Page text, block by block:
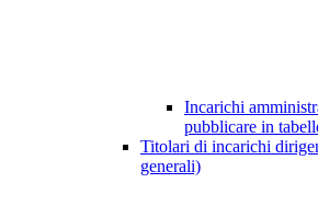
Incarichi
pubblicare in
Titolari di incarichi
generali)